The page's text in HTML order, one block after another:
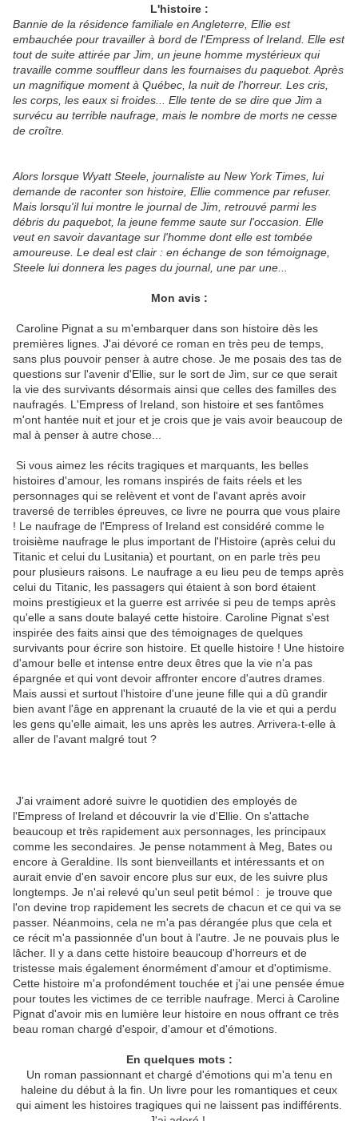
L'histoire :
Bannie de la résidence familiale en Angleterre, Ellie est
embauchée pour travailler à bord de l'Empress of Ireland. Elle est
tout de suite attirée par Jim, un jeune homme mystérieux qui
travaille comme souffleur dans les fournaises du paquebot. Après
un magnifique moment à Québec, la nuit de l'horreur. Les cris,
les corps, les eaux si froides... Elle tente de se dire que Jim a
survécu au terrible naufrage, mais le nombre de morts ne cesse
de croître.
Alors lorsque Wyatt Steele, journaliste au New York Times, lui
demande de raconter son histoire, Ellie commence par refuser.
Mais lorsqu'il lui montre le journal de Jim, retrouvé parmi les
débris du paquebot, la jeune femme saute sur l'occasion. Elle
veut en savoir davantage sur l'homme dont elle est tombée
amoureuse. Le deal est clair : en échange de son témoignage,
Steele lui donnera les pages du journal, une par une...
Mon avis :
Caroline Pignat a su m'embarquer dans son histoire dès les
premières lignes. J'ai dévoré ce roman en très peu de temps,
sans plus pouvoir penser à autre chose. Je me posais des tas de
questions sur l'avenir d'Ellie, sur le sort de Jim, sur ce que serait
la vie des survivants désormais ainsi que celles des familles des
naufragés. L'Empress of Ireland, son histoire et ses fantômes
m'ont hantée nuit et jour et je crois que je vais avoir beaucoup de
mal à penser à autre chose...
Si vous aimez les récits tragiques et marquants, les belles
histoires d'amour, les romans inspirés de faits réels et les
personnages qui se relèvent et vont de l'avant après avoir
traversé de terribles épreuves, ce livre ne pourra que vous plaire
! Le naufrage de l'Empress of Ireland est considéré comme le
troisième naufrage le plus important de l'Histoire (après celui du
Titanic et celui du Lusitania) et pourtant, on en parle très peu
pour plusieurs raisons. Le naufrage a eu lieu peu de temps après
celui du Titanic, les passagers qui étaient à son bord étaient
moins prestigieux et la guerre est arrivée si peu de temps après
qu'elle a sans doute balayé cette histoire. Caroline Pignat s'est
inspirée des faits ainsi que des témoignages de quelques
survivants pour écrire son histoire. Et quelle histoire ! Une histoire
d'amour belle et intense entre deux êtres que la vie n'a pas
épargnée et qui vont devoir affronter encore d'autres drames.
Mais aussi et surtout l'histoire d'une jeune fille qui a dû grandir
bien avant l'âge en apprenant la cruauté de la vie et qui a perdu
les gens qu'elle aimait, les uns après les autres. Arrivera-t-elle à
aller de l'avant malgré tout ?
J'ai vraiment adoré suivre le quotidien des employés de
l'Empress of Ireland et découvrir la vie d'Ellie. On s'attache
beaucoup et très rapidement aux personnages, les principaux
comme les secondaires. Je pense notamment à Meg, Bates ou
encore à Geraldine. Ils sont bienveillants et intéressants et on
aurait envie d'en savoir encore plus sur eux, de les suivre plus
longtemps. Je n'ai relevé qu'un seul petit bémol : je trouve que
l'on devine trop rapidement les secrets de chacun et ce qui va se
passer. Néanmoins, cela ne m'a pas dérangée plus que cela et
ce récit m'a passionnée d'un bout à l'autre. Je ne pouvais plus le
lâcher. Il y a dans cette histoire beaucoup d'horreurs et de
tristesse mais également énormément d'amour et d'optimisme.
Cette histoire m'a profondément touchée et j'ai une pensée émue
pour toutes les victimes de ce terrible naufrage. Merci à Caroline
Pignat d'avoir mis en lumière leur histoire en nous offrant ce très
beau roman chargé d'espoir, d'amour et d'émotions.
En quelques mots :
Un roman passionnant et chargé d'émotions qui m'a tenu en
haleine du début à la fin. Un livre pour les romantiques et ceux
qui aiment les histoires tragiques qui ne laissent pas indifférents.